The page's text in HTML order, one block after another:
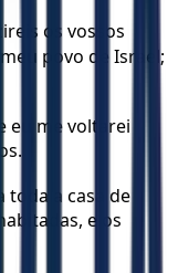
os vossos
povo de Israel;
eu me voltarei
toda a casa de
e os